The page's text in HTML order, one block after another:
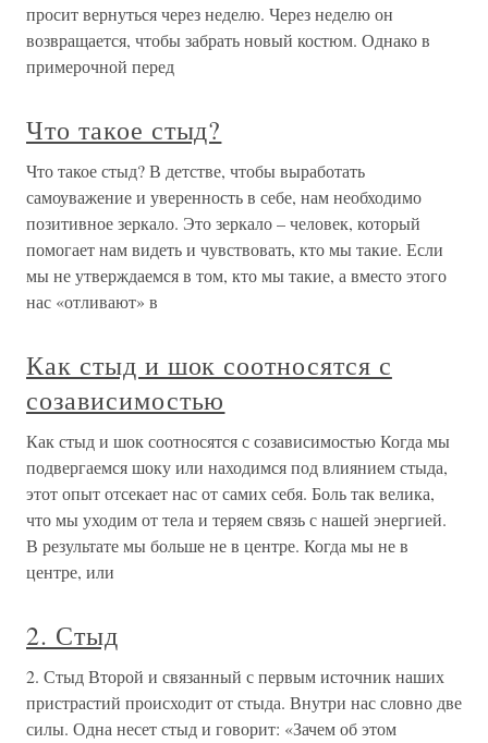
просит вернуться через неделю. Через неделю он
возвращается, чтобы забрать новый костюм. Однако в
примерочной перед
Что такое стыд?
Что такое стыд? В детстве, чтобы выработать
самоуважение и уверенность в себе, нам необходимо
позитивное зеркало. Это зеркало – человек, который
помогает нам видеть и чувствовать, кто мы такие. Если
мы не утверждаемся в том, кто мы такие, а вместо этого
нас «отливают» в
Как стыд и шок соотносятся с
созависимостью
Как стыд и шок соотносятся с созависимостью Когда мы
подвергаемся шоку или находимся под влиянием стыда,
этот опыт отсекает нас от самих себя. Боль так велика,
что мы уходим от тела и теряем связь с нашей энергией.
В результате мы больше не в центре. Когда мы не в
центре, или
2. Стыд
2. Стыд Второй и связанный с первым источник наших
пристрастий происходит от стыда. Внутри нас словно две
силы. Одна несет стыд и говорит: «Зачем об этом